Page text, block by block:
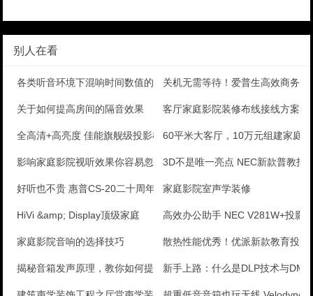
别人在看
各类听音环境下混响时间数值的参考关机无需等待！爱普生高效商务机
关于如何提高房间的隔音效果 客厅家庭影院装修布线接线方案
全高清+高亮度 佳能旗舰级投影机评测60平米大客厅，10万元组建家庭
影响家庭影院视听效果你容易忽视的几点3D不是唯一亮点 NEC新款普教投
好听也不贵 惠普CS-20二十周年纪念版音箱测评
家庭影院室声学装修
HiVi &amp; Display顶级家庭 高效办公助手 NEC V281W+投影
家庭影院音响的选择技巧 散热性能优秀！优派新款教育投影
揭秘音箱发声原理，教你如何提升音质！新手上路：什么是DLP技术与